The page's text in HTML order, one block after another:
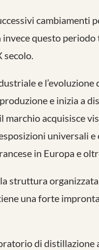
cambiamenti
invece questo
secolo.
e l’evoluzione
e inizia a
marchio acquisisce
universali
in Europa e
struttura
una forte
di distillazione